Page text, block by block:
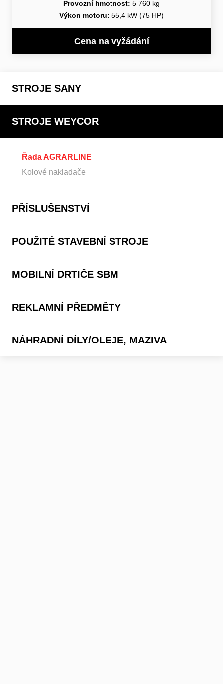
Provozní hmotnost: 5 760 kg
Výkon motoru: 55,4 kW (75 HP)
Cena na vyžádání
STROJE SANY
STROJE WEYCOR
Řada AGRARLINE
Kolové nakladače
PŘÍSLUŠENSTVÍ
POUŽITÉ STAVEBNÍ STROJE
MOBILNÍ DRTIČE SBM
REKLAMNÍ PŘEDMĚTY
NÁHRADNÍ DÍLY/OLEJE, MAZIVA